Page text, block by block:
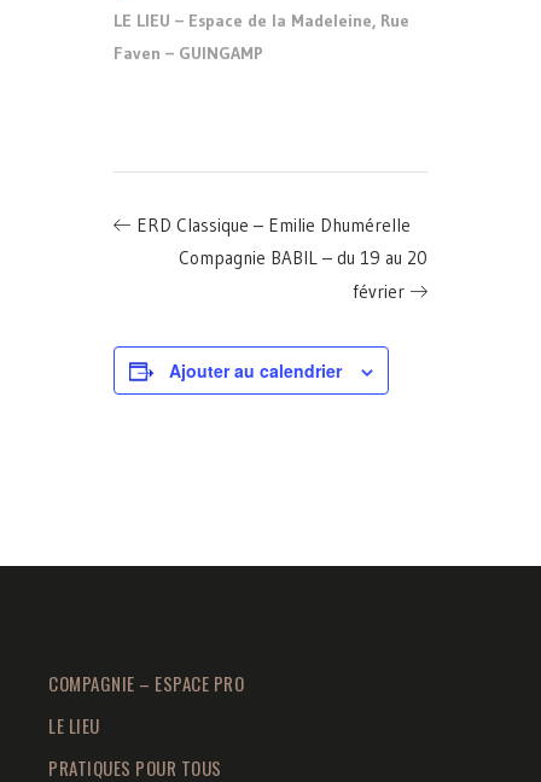
LE LIEU – Espace de la Madeleine, Rue
Faven – GUINGAMP
ERD Classique – Emilie Dhumérelle
Compagnie BABIL – du 19 au 20
février
Ajouter au calendrier
COMPAGNIE – ESPACE PRO
LE LIEU
PRATIQUES POUR TOUS